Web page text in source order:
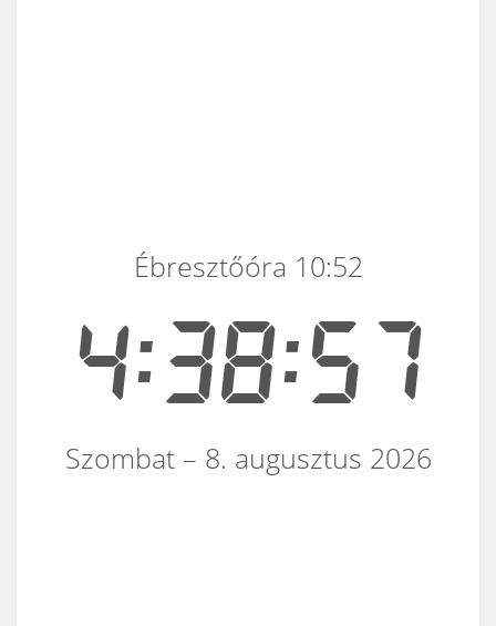
4:38:57
Ébresztőóra 10:52
Szombat – 8. augusztus 2026